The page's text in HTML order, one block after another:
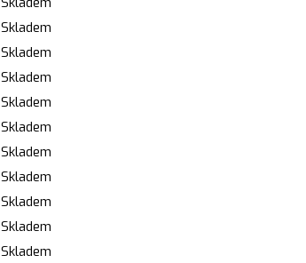
Skladem
Skladem
Skladem
Skladem
Skladem
Skladem
Skladem
Skladem
Skladem
Skladem